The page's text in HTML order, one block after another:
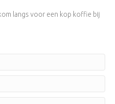
langs voor een kop koffie bij